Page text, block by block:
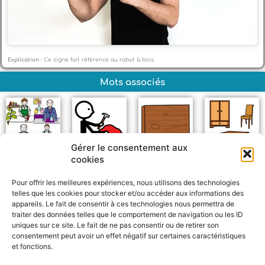
Gérer le consentement aux
cookies
Pour offrir les meilleures expériences, nous utilisons des technologies
telles que les cookies pour stocker et/ou accéder aux informations des
appareils. Le fait de consentir à ces technologies nous permettra de
traiter des données telles que le comportement de navigation ou les ID
uniques sur ce site. Le fait de ne pas consentir ou de retirer son
consentement peut avoir un effet négatif sur certaines caractéristiques
et fonctions.
Explication : Ce signe fait référence au rabot à bois.
Mots associés
Fabriquer Meubles